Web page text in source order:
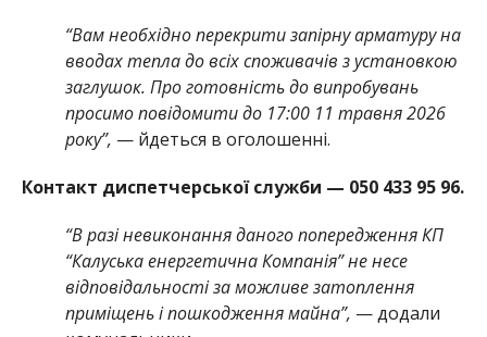
“Вам необхідно перекрити запірну арматуру на
вводах тепла до всіх споживачів з установкою
заглушок. Про готовність до випробувань
просимо повідомити до 17:00 11 травня 2026
року”, — йдеться в оголошенні.
Контакт диспетчерської служби — 050 433 95 96.
“В разі невиконання даного попередження КП
“Калуська енергетична Компанія” не несе
відповідальності за можливе затоплення
приміщень і пошкодження майна”, — додали